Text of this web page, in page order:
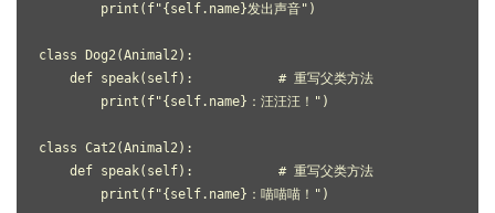
        print(f"{self.name}发出声音")
class Dog2(Animal2):
    def speak(self):           # 重写父类方法
        print(f"{self.name}：汪汪汪！")
class Cat2(Animal2):
    def speak(self):           # 重写父类方法
        print(f"{self.name}：喵喵喵！")